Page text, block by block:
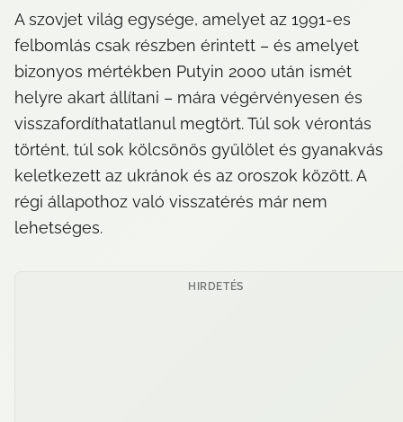
A szovjet világ egysége, amelyet az 1991-es
felbomlás csak részben érintett – és amelyet
bizonyos mértékben Putyin 2000 után ismét
helyre akart állítani – mára végérvényesen és
visszafordíthatatlanul megtört. Túl sok vérontás
történt, túl sok kölcsönös gyűlölet és gyanakvás
keletkezett az ukránok és az oroszok között. A
régi állapothoz való visszatérés már nem
lehetséges.
HIRDETÉS